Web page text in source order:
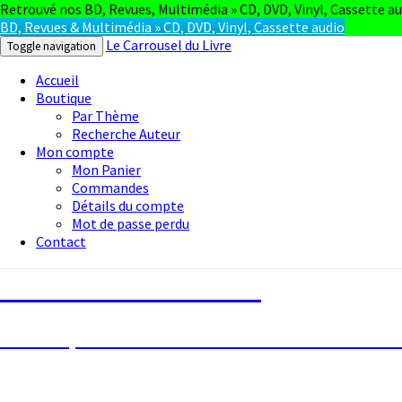
Retrouvé nos BD, Revues, Multimédia » CD, DVD, Vinyl, Cassette
BD, Revues & Multimédia » CD, DVD, Vinyl, Cassette audio
Toggle navigation
Le Carrousel du Livre
Accueil
Boutique
Par Thème
Recherche Auteur
Mon compte
Mon Panier
Commandes
Détails du compte
Mot de passe perdu
Contact